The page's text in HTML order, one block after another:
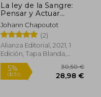
5%
dcto.
La ley de la Sangre:
Pensar y Actuar
Como un Nazi
Johann Chapoutot
(2)
Alianza Editorial, 2021, 1
Edición, Tapa Blanda,
Nuevo